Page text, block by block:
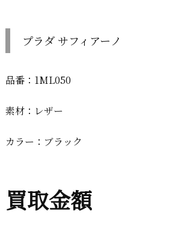
プラダ サフィアーノ
品番：1ML050
素材：レザー
カラー：ブラック
買取金額